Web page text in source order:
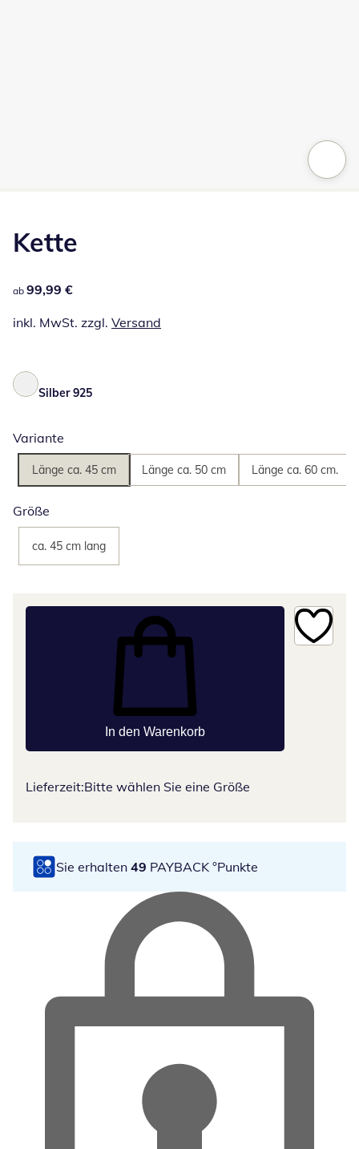
Kette
99,99 €
ab 99,99 €
inkl. MwSt. zzgl. Versand
Silber 925
Variante
Länge ca. 45 cm Länge ca. 50 cm Länge ca. 60 cm.
Größe
ca. 45 cm lang
In den Warenkorb
Lieferzeit:Bitte wählen Sie eine Größe
Sie erhalten 49 PAYBACK °Punkte